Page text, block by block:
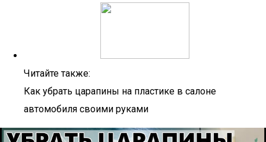
Читайте также:
Как убрать царапины на пластике в салоне
автомобиля своими руками